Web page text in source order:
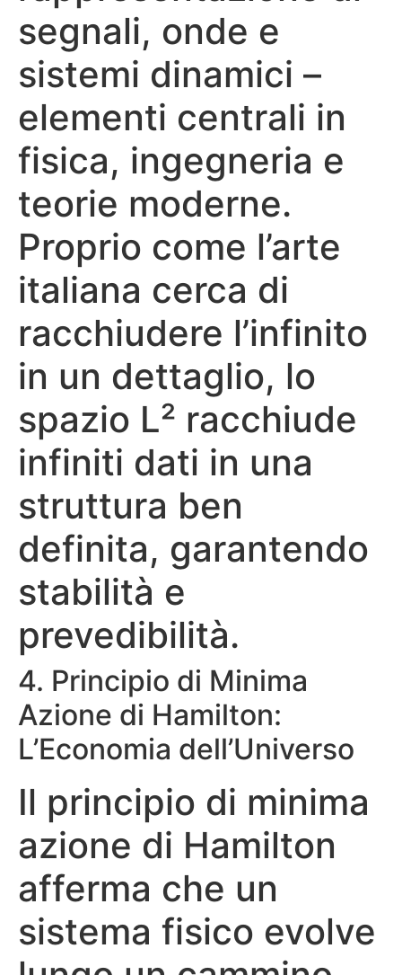
segnali, onde e
sistemi dinamici –
elementi centrali in
fisica, ingegneria e
teorie moderne.
Proprio come l’arte
italiana cerca di
racchiudere l’infinito
in un dettaglio, lo
spazio L² racchiude
infiniti dati in una
struttura ben
definita, garantendo
stabilità e
prevedibilità.
4. Principio di Minima
Azione di Hamilton:
L’Economia dell’Universo
Il principio di minima
azione di Hamilton
afferma che un
sistema fisico evolve